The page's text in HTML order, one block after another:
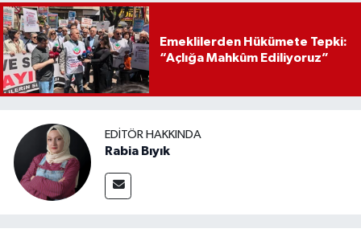
Emeklilerden Hükümete Tepki:
“Açlığa Mahkûm Ediliyoruz”
EDITÖR HAKKINDA
Rabia Bıyık